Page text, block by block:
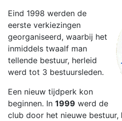
Eind 1998 werden de
eerste verkiezingen
georganiseerd, waarbij het
inmiddels twaalf man
tellende bestuur, herleid
werd tot 3 bestuursleden.
Een nieuw tijdperk kon
beginnen. In 1999 werd de
club door het nieuwe bestuur,